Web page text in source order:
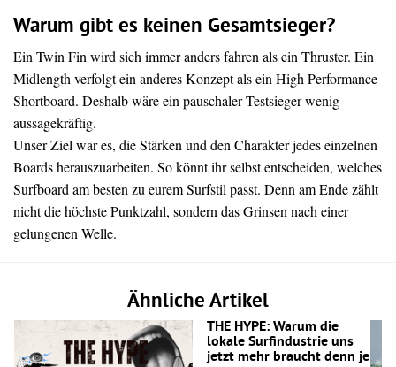
Warum gibt es keinen Gesamtsieger?
Ein Twin Fin wird sich immer anders fahren als ein Thruster. Ein
Midlength verfolgt ein anderes Konzept als ein High Performance
Shortboard. Deshalb wäre ein pauschaler Testsieger wenig
aussagekräftig.
Unser Ziel war es, die Stärken und den Charakter jedes einzelnen
Boards herauszuarbeiten. So könnt ihr selbst entscheiden, welches
Surfboard am besten zu eurem Surfstil passt. Denn am Ende zählt
nicht die höchste Punktzahl, sondern das Grinsen nach einer
gelungenen Welle.
Ähnliche Artikel
THE HYPE: Warum die
lokale Surfindustrie uns
jetzt mehr braucht denn je